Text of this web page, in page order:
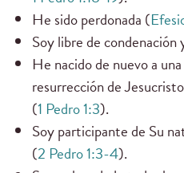
He sido perdonada (
Soy libre de condenación
He nacido de nuevo a
resurrección de
(1 Pedro 1:3).
Soy participante de Su
(2 Pedro 1:3-4).